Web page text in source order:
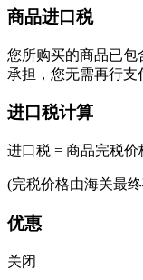
商品进口税
您所购买的商品已包
承担，您无需再行支
进口税计算
进口税 = 商品完税
(完税价格由海关最
优惠
关闭